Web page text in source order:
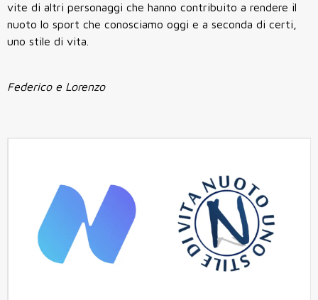
vite di altri personaggi che hanno contribuito a rendere il
nuoto lo sport che conosciamo oggi e a seconda di certi,
uno stile di vita.
Federico e Lorenzo